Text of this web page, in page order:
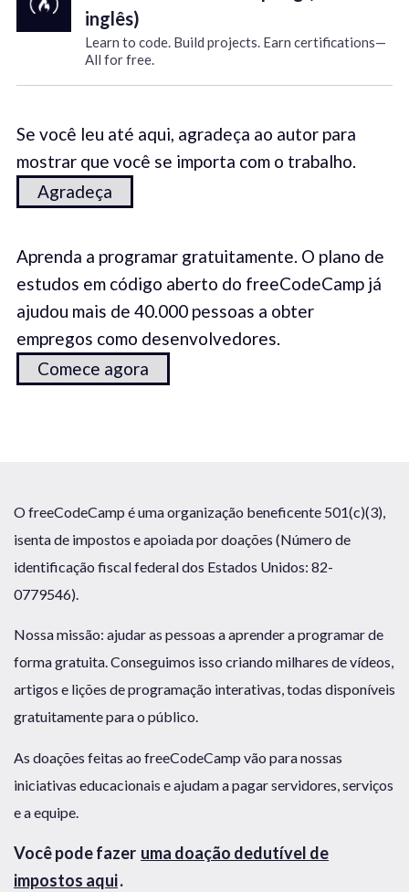
inglês)
Learn to code. Build projects. Earn certifications—
All for free.
Se você leu até aqui, agradeça ao autor para
mostrar que você se importa com o trabalho.
Agradeça
Aprenda a programar gratuitamente. O plano de
estudos em código aberto do freeCodeCamp já
ajudou mais de 40.000 pessoas a obter
empregos como desenvolvedores.
Comece agora
O freeCodeCamp é uma organização beneficente 501(c)(3),
isenta de impostos e apoiada por doações (Número de
identificação fiscal federal dos Estados Unidos: 82-
0779546).
Nossa missão: ajudar as pessoas a aprender a programar de
forma gratuita. Conseguimos isso criando milhares de vídeos,
artigos e lições de programação interativas, todas disponíveis
gratuitamente para o público.
As doações feitas ao freeCodeCamp vão para nossas
iniciativas educacionais e ajudam a pagar servidores, serviços
e a equipe.
Você pode fazer uma doação dedutível de
impostos aqui.